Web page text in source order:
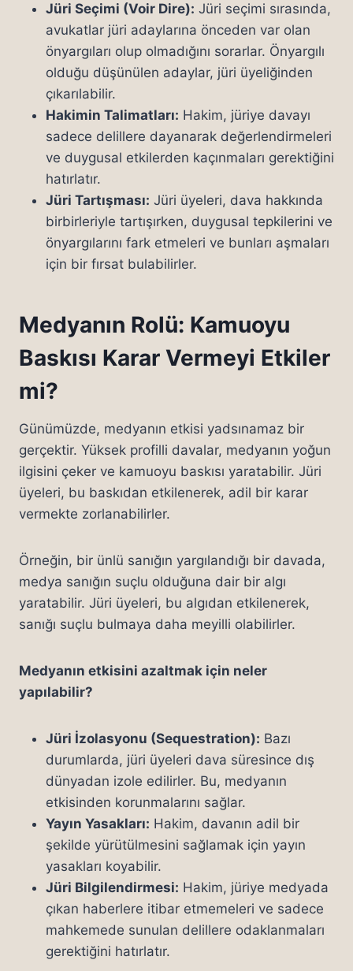
Jüri Seçimi (Voir Dire): Jüri seçimi sırasında,
avukatlar jüri adaylarına önceden var olan
önyargıları olup olmadığını sorarlar. Önyargılı
olduğu düşünülen adaylar, jüri üyeliğinden
çıkarılabilir.
Hakimin Talimatları: Hakim, jüriye davayı
sadece delillere dayanarak değerlendirmeleri
ve duygusal etkilerden kaçınmaları gerektiğini
hatırlatır.
Jüri Tartışması: Jüri üyeleri, dava hakkında
birbirleriyle tartışırken, duygusal tepkilerini ve
önyargılarını fark etmeleri ve bunları aşmaları
için bir fırsat bulabilirler.
Medyanın Rolü: Kamuoyu
Baskısı Karar Vermeyi Etkiler
mi?
Günümüzde, medyanın etkisi yadsınamaz bir
gerçektir. Yüksek profilli davalar, medyanın yoğun
ilgisini çeker ve kamuoyu baskısı yaratabilir. Jüri
üyeleri, bu baskıdan etkilenerek, adil bir karar
vermekte zorlanabilirler.
Örneğin, bir ünlü sanığın yargılandığı bir davada,
medya sanığın suçlu olduğuna dair bir algı
yaratabilir. Jüri üyeleri, bu algıdan etkilenerek,
sanığı suçlu bulmaya daha meyilli olabilirler.
Medyanın etkisini azaltmak için neler
yapılabilir?
Jüri İzolasyonu (Sequestration): Bazı
durumlarda, jüri üyeleri dava süresince dış
dünyadan izole edilirler. Bu, medyanın
etkisinden korunmalarını sağlar.
Yayın Yasakları: Hakim, davanın adil bir
şekilde yürütülmesini sağlamak için yayın
yasakları koyabilir.
Jüri Bilgilendirmesi: Hakim, jüriye medyada
çıkan haberlere itibar etmemeleri ve sadece
mahkemede sunulan delillere odaklanmaları
gerektiğini hatırlatır.